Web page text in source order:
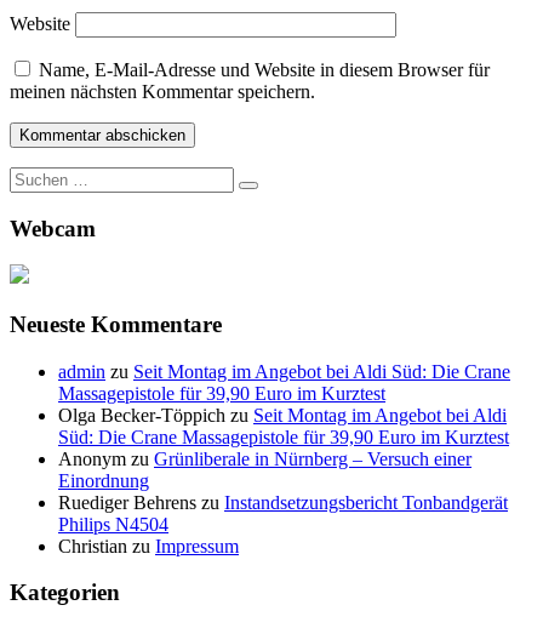
Website
Name, E-Mail-Adresse und Website in diesem Browser für
meinen nächsten Kommentar speichern.
Suche
nach:
Webcam
Neueste Kommentare
admin zu Seit Montag im Angebot bei Aldi Süd: Die Crane
Massagepistole für 39,90 Euro im Kurztest
Olga Becker-Töppich zu Seit Montag im Angebot bei Aldi
Süd: Die Crane Massagepistole für 39,90 Euro im Kurztest
Anonym zu Grünliberale in Nürnberg – Versuch einer
Einordnung
Ruediger Behrens zu Instandsetzungsbericht Tonbandgerät
Philips N4504
Christian zu Impressum
Kategorien